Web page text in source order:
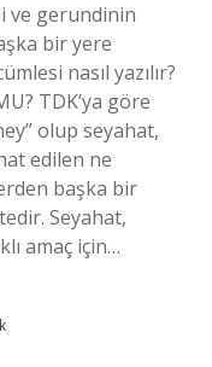
ve gerundinin
bir yere
nasıl yazılır?
TDK’ya göre
olup seyahat,
edilen ne
başka bir
Seyahat,
amaç için…